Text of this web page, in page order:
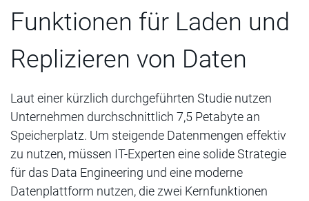
Funktionen für Laden und
Replizieren von Daten
Laut einer kürzlich durchgeführten Studie nutzen
Unternehmen durchschnittlich 7,5 Petabyte an
Speicherplatz. Um steigende Datenmengen effektiv
zu nutzen, müssen IT-Experten eine solide Strategie
für das Data Engineering und eine moderne
Datenplattform nutzen, die zwei Kernfunktionen